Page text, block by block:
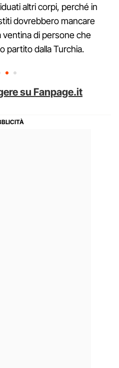
altri corpi, perché in
dovrebbero mancare
ventina di persone che
partito dalla Turchia.
su Fanpage.it